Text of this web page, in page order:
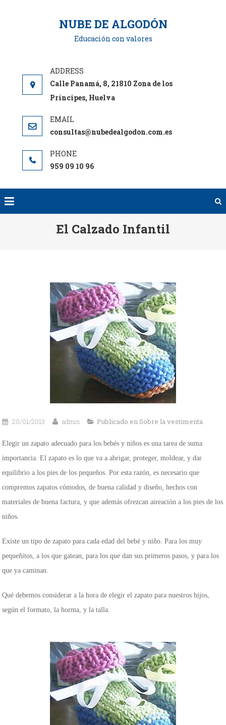
NUBE DE ALGODÓN
Educación con valores
Calle Panamá, 8, 21810 Zona de los
Príncipes, Huelva
consultas@nubedealgodon.com.es
959 09 10 96
El Calzado Infantil
20/01/2013 admin Publicado en Sobre la vestimenta
Elegir un zapato adecuado para los bebés y niños es una tarea de suma
importancia. El zapato es lo que va a abrigar, proteger, moldear, y dar
equilibrio a los pies de los pequeños. Por esta razón, es necesario que
compremos zapatos cómodos, de buena calidad y diseño, hechos con
materiales de buena factura, y que además ofrezcan aireación a los pies de los
niños.
Existe un tipo de zapato para cada edad del bebé y niño. Para los muy
pequeñitos, a los que gatean, para los que dan sus primeros pasos, y para los
que ya caminan.
Qué debemos considerar a la hora de elegir el zapato para nuestros hijos,
según el formato, la horma, y la talla.